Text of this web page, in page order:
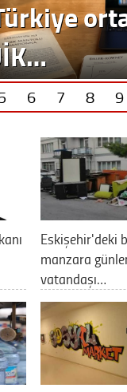
6 7 8 9
Eskişehir'deki
manzara
vatandaşı…